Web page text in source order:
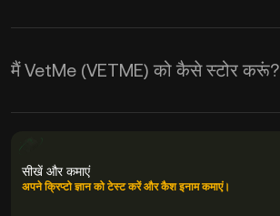
मैं VetMe (VETME) को कैसे स्टोर करूं?
सीखें और कमाएं
अपने क्रिप्टो ज्ञान को टेस्ट करें और कैश इनाम कमाएं।